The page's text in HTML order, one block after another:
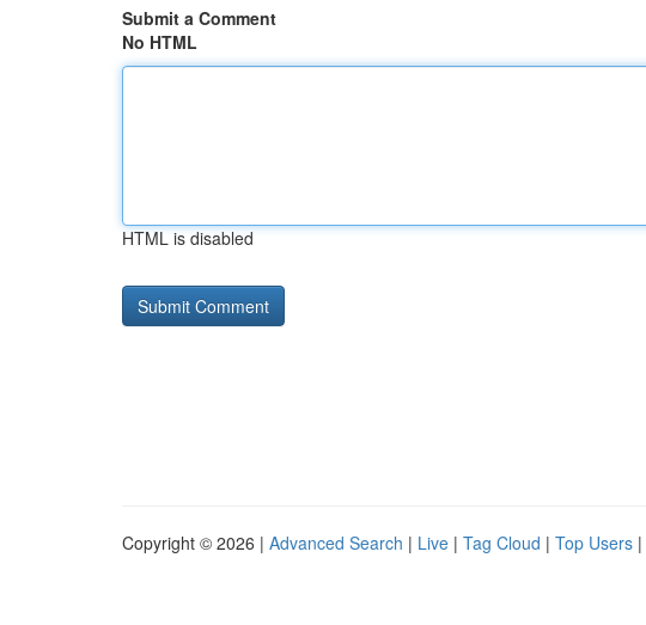
Submit a Comment
No HTML
HTML is disabled
Copyright © 2026 | Advanced Search | Live | Tag Cloud | Top Users